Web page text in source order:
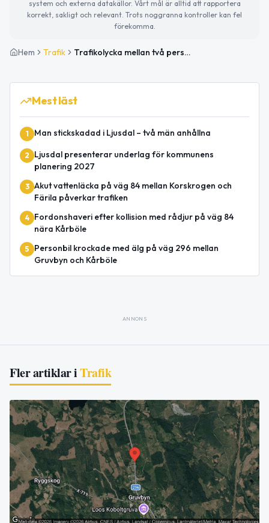
system och externa datakällor. Vårt mål är alltid att rapportera
korrekt, sakligt och relevant. Trots noggranna kontroller kan fel
förekomma.
Hem Trafik Trafikolycka mellan två personbilar vid Färila påverkar väg 84
Mest läst
1 Man stickskadad i Ljusdal – två män anhållna
2
Ljusdal presenterar underlag för kommunens
planering 2027
3 Akut vattenläcka på väg 84 mellan Korskrogen och
Färila påverkar trafiken
4
Fordonshaveri efter kollision med rådjur på väg 84
nära Kårböle
5
Personbil krockade med älg på väg 296 mellan
Gruvbyn och Kårböle
ANNONS
Fler artiklar iTrafik